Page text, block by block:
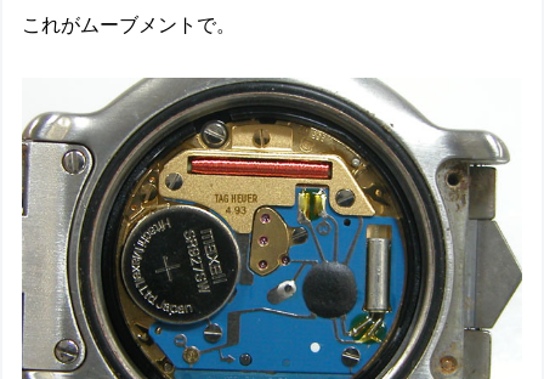
これがムーブメントで。